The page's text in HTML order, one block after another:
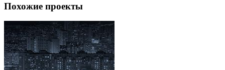
Похожие проекты